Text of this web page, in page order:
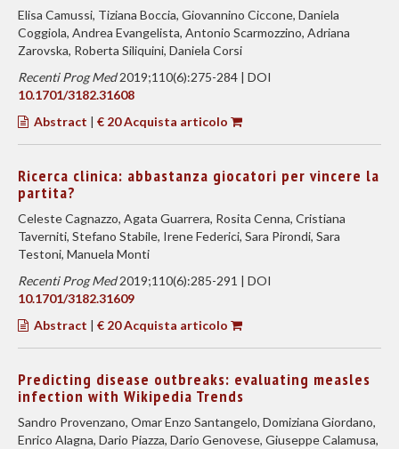
Elisa Camussi, Tiziana Boccia, Giovannino Ciccone, Daniela
Coggiola, Andrea Evangelista, Antonio Scarmozzino, Adriana
Zarovska, Roberta Siliquini, Daniela Corsi
Recenti Prog Med2019;110(6):275-284 | DOI
10.1701/3182.31608
Abstract | € 20 Acquista articolo
Ricerca clinica: abbastanza giocatori per vincere la
partita?
Celeste Cagnazzo, Agata Guarrera, Rosita Cenna, Cristiana
Taverniti, Stefano Stabile, Irene Federici, Sara Pirondi, Sara
Testoni, Manuela Monti
Recenti Prog Med2019;110(6):285-291 | DOI
10.1701/3182.31609
Abstract | € 20 Acquista articolo
Predicting disease outbreaks: evaluating measles
infection with Wikipedia Trends
Sandro Provenzano, Omar Enzo Santangelo, Domiziana Giordano,
Enrico Alagna, Dario Piazza, Dario Genovese, Giuseppe Calamusa,